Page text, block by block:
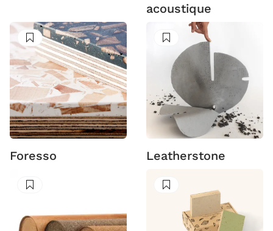
acoustique
Suivre
Foresso
Suivre
Leatherstone
Suivre Suivre